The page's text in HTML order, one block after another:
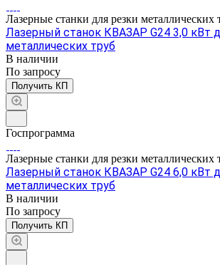
Лазерные станки для резки металлических
Лазерный станок КВАЗАР G24 3,0 кВт
металлических труб
В наличии
По запросу
Получить КП
Госпрограмма
Лазерные станки для резки металлических
Лазерный станок КВАЗАР G24 6,0 кВт
металлических труб
В наличии
По запросу
Получить КП